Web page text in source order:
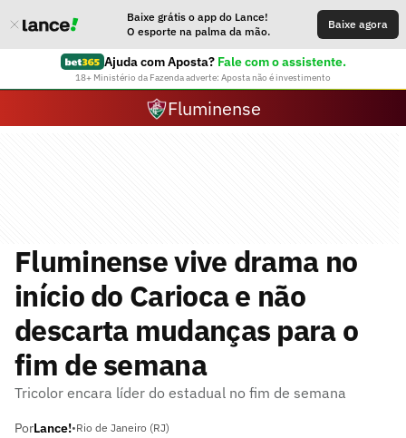
Baixe grátis o app do Lance!
O esporte na palma da mão.
Baixe agora
Ajuda com Aposta? Fale com o assistente.
18+ Ministério da Fazenda adverte: Aposta não é investimento
Fluminense
Fluminense vive drama no
início do Carioca e não
descarta mudanças para o
fim de semana
Tricolor encara líder do estadual no fim de semana
PorLance!•Rio de Janeiro (RJ)